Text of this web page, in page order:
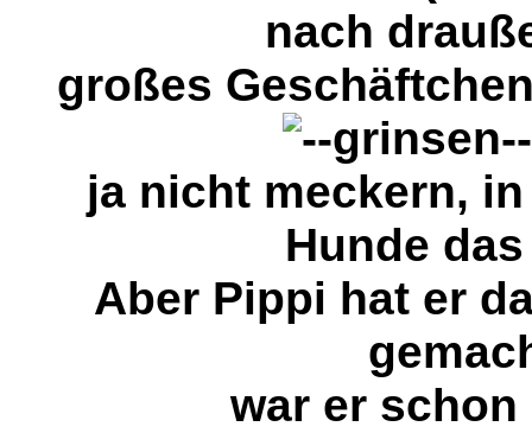
nach
großes
ja nicht meckern,
Hunde
Aber Pippi hat er
war er